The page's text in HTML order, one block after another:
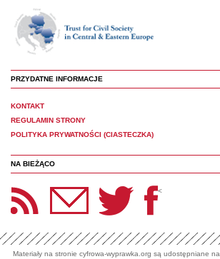
PRZYDATNE INFORMACJE
KONTAKT
REGULAMIN STRONY
POLITYKA PRYWATNOŚCI (CIASTECZKA)
NA BIEŻĄCO
Panoptyka Facebook <
Materiały na stronie cyfrowa-wyprawka.org są udostępniane na